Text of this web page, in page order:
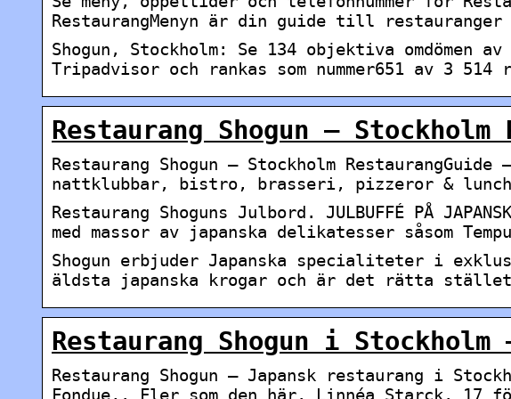
RestaurangMenyn är din guide till restauranger
Shogun, Stockholm: Se 134 objektiva omdömen
Tripadvisor och rankas som nummer651 av 3
Restaurang Shogun – Stockholm
Restaurang Shogun – Stockholm
nattklubbar, bistro, brasseri, pizzeror &
Restaurang Shoguns Julbord. JULBUFFÉ PÅ
med massor av japanska delikatesser såsom
Shogun erbjuder Japanska specialiteter i
äldsta japanska krogar och är det rätta
Restaurang Shogun i Stockholm
Restaurang Shogun – Japansk restaurang i
Fondue,. Fler som den här. Linnéa Starck. 17